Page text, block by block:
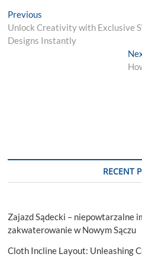
Post
navigation
Previous
post:
Unlock Creativity with Exclusive
Designs Instantly
RECENT
Zajazd Sądecki – niepowtarzalne
zakwaterowanie w Nowym Sączu
Cloth Incline Layout: Unleashing